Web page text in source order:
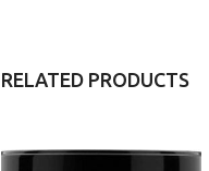
RELATED PRODUCTS